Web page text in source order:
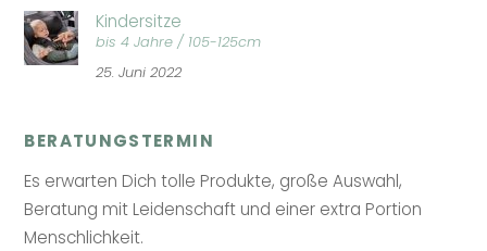
Kindersitze
bis 4 Jahre / 105-125cm
25. Juni 2022
BERATUNGSTERMIN
Es erwarten Dich tolle Produkte, große Auswahl,
Beratung mit Leidenschaft und einer extra Portion
Menschlichkeit.